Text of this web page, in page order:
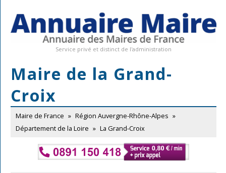
Service privé et distinct de l'administration
Maire de la Grand-
Croix
Maire de France » Région Auvergne-Rhône-Alpes »
Département de la Loire » La Grand-Croix